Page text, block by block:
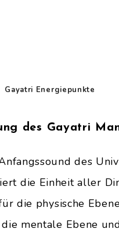
Gayatri Energiepunkte
des Gayatri
des
die Einheit aller
die physische
mentale Ebene